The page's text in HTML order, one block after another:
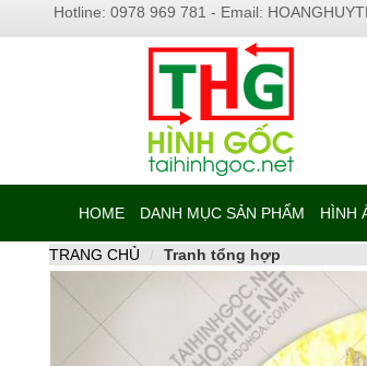
Hotline: 0978 969 781 - Email:
HOME DANH MỤC SẢN PHẨM HÌNH
TRANG CHỦ Tranh tổng hợp